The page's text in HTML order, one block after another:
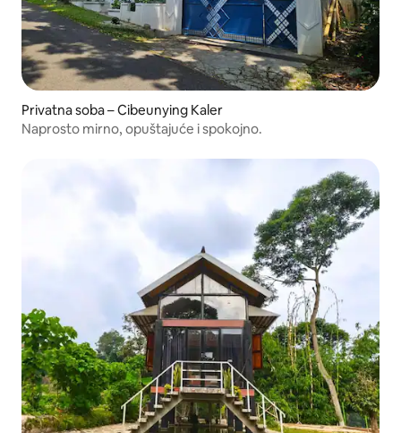
Privatna soba – Cibeunying Kaler
Naprosto mirno, opuštajuće i spokojno.